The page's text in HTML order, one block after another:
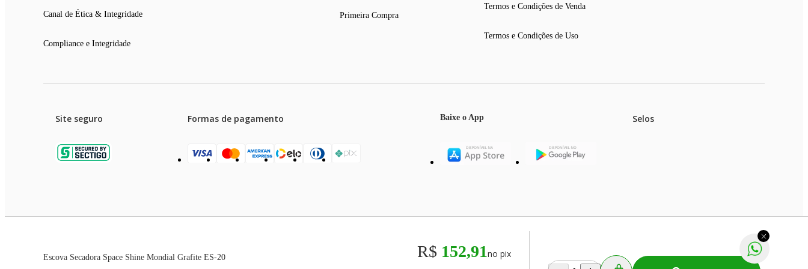
Escova Secadora Space Shine Mondial Grafite ES-20 R$ 152,91no pix
Canal de Ética & Integridade
Compliance e Integridade
Primeira Compra
Termos e Condições de Venda
Termos e Condições de Uso
Site seguro Formas de pagamento Baixe o App Selos
Preços e condições de pagamento válidos exclusivamente para compras efetuadas no site, podendo diferir na rede de lojas físicas.
As imagens dos produtos são meramente ilustrativas. Todos os preços e condições comerciais estão sujeitos a alteração sem aviso prévio. Fast Shop S. A. CNPJ: 43.708.379/0001-